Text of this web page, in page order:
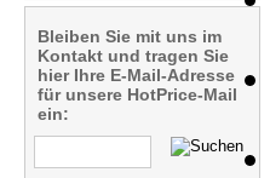
Bleiben Sie mit uns im
Kontakt und tragen Sie
hier Ihre E-Mail-Adresse
für unsere HotPrice-Mail
ein: